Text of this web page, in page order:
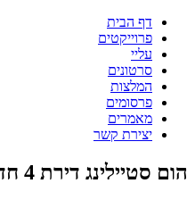
דף הבית
פרוייקטים
עליי
סרטונים
המלצות
פרסומים
מאמרים
יצירת קשר
הום סטיילינג דירת 4 חדרים